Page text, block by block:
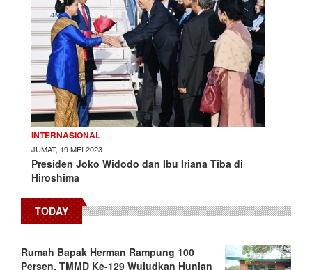
INTERNASIONAL
JUMAT, 19 MEI 2023
Presiden Joko Widodo dan Ibu Iriana Tiba di
Hiroshima
TODAY
Rumah Bapak Herman Rampung 100
Persen, TMMD Ke-129 Wujudkan Hunian